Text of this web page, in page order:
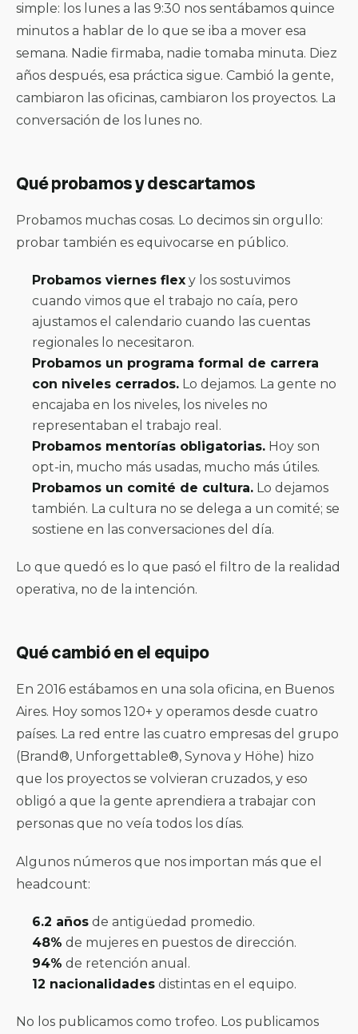
simple: los lunes a las 9:30 nos sentábamos quince
minutos a hablar de lo que se iba a mover esa
semana. Nadie firmaba, nadie tomaba minuta. Diez
años después, esa práctica sigue. Cambió la gente,
cambiaron las oficinas, cambiaron los proyectos. La
conversación de los lunes no.
Qué probamos y descartamos
Probamos muchas cosas. Lo decimos sin orgullo:
probar también es equivocarse en público.
Probamos viernes flex y los sostuvimos
cuando vimos que el trabajo no caía, pero
ajustamos el calendario cuando las cuentas
regionales lo necesitaron.
Probamos un programa formal de carrera
con niveles cerrados. Lo dejamos. La gente no
encajaba en los niveles, los niveles no
representaban el trabajo real.
Probamos mentorías obligatorias. Hoy son
opt-in, mucho más usadas, mucho más útiles.
Probamos un comité de cultura. Lo dejamos
también. La cultura no se delega a un comité; se
sostiene en las conversaciones del día.
Lo que quedó es lo que pasó el filtro de la realidad
operativa, no de la intención.
Qué cambió en el equipo
En 2016 estábamos en una sola oficina, en Buenos
Aires. Hoy somos 120+ y operamos desde cuatro
países. La red entre las cuatro empresas del grupo
(Brand®, Unforgettable®, Synova y Höhe) hizo
que los proyectos se volvieran cruzados, y eso
obligó a que la gente aprendiera a trabajar con
personas que no veía todos los días.
Algunos números que nos importan más que el
headcount:
6.2 años de antigüedad promedio.
48% de mujeres en puestos de dirección.
94% de retención anual.
12 nacionalidades distintas en el equipo.
No los publicamos como trofeo. Los publicamos